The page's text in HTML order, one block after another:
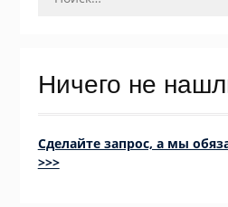
Ничего не
Сделайте запрос, а мы
>>>